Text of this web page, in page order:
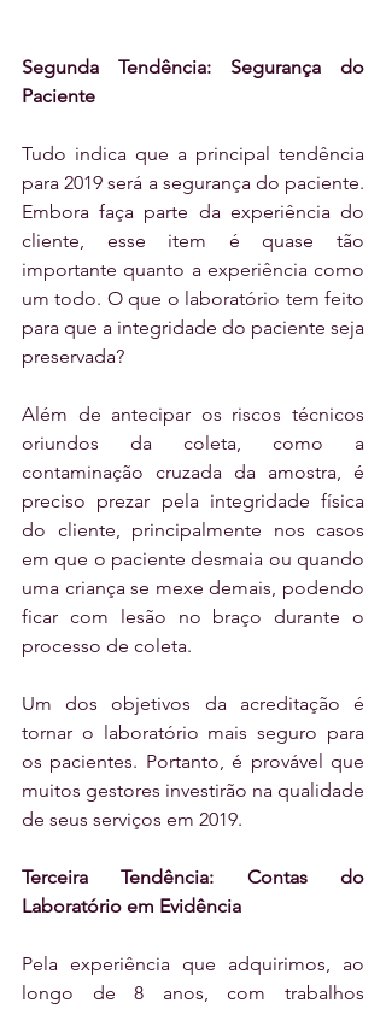
Segunda Tendência: Segurança do
Paciente
Tudo indica que a principal tendência
para 2019 será a segurança do paciente.
Embora faça parte da experiência do
cliente, esse item é quase tão
importante quanto a experiência como
um todo. O que o laboratório tem feito
para que a integridade do paciente seja
preservada?
Além de antecipar os riscos técnicos
oriundos da coleta, como a
contaminação cruzada da amostra, é
preciso prezar pela integridade física
do cliente, principalmente nos casos
em que o paciente desmaia ou quando
uma criança se mexe demais, podendo
ficar com lesão no braço durante o
processo de coleta.
Um dos objetivos da acreditação é
tornar o laboratório mais seguro para
os pacientes. Portanto, é provável que
muitos gestores investirão na qualidade
de seus serviços em 2019.
Terceira Tendência: Contas do
Laboratório em Evidência
Pela experiência que adquirimos, ao
longo de 8 anos, com trabalhos